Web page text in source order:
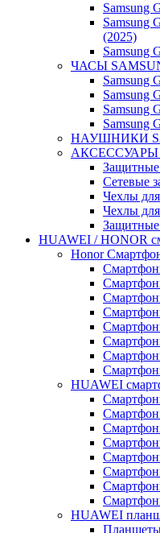
Samsung
Samsung
(2025)
Samsung
ЧАСЫ
Samsung
Samsung
Samsung
Samsung
НАУШНИКИ
АКСЕССУАРЫ
Защитные
Сетевые
Чехлы
Чехлы
Защитные
HUAWEI / HONOR
Honor
HUAWEI
HUAWEI